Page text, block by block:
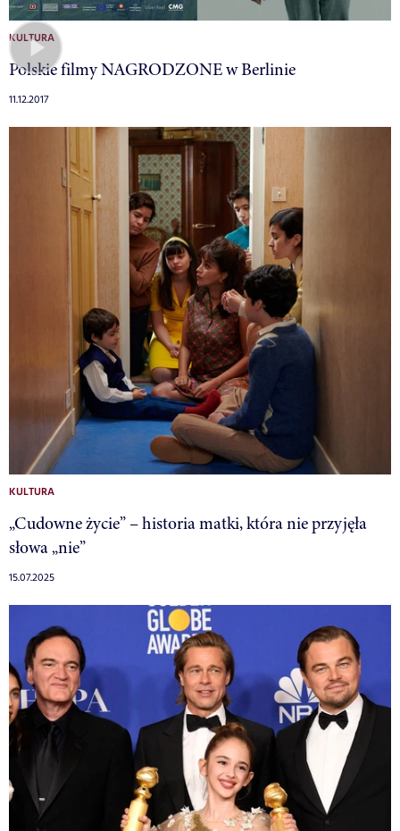
KULTURA
Polskie filmy NAGRODZONE w Berlinie
11.12.2017
KULTURA
„Cudowne życie” – historia matki, która nie przyjęła
słowa „nie”
15.07.2025